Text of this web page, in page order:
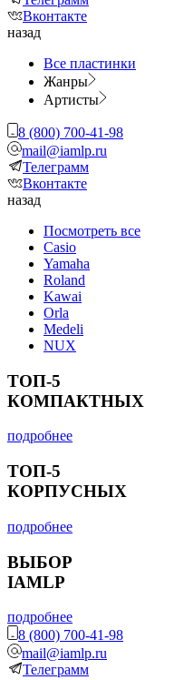
Вконтакте
назад
Все пластинки
Жанры
Артисты
8 (800) 700-41-98
mail@iamlp.ru
Телеграмм
Вконтакте
назад
Посмотреть все
Casio
Yamaha
Roland
Kawai
Orla
Medeli
NUX
ТОП-5
КОМПАКТНЫХ
подробнее
ТОП-5
КОРПУСНЫХ
подробнее
ВЫБОР
IAMLP
подробнее
8 (800) 700-41-98
mail@iamlp.ru
Телеграмм